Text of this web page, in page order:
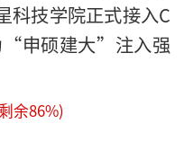
科技学院正式接入C
“申硕建大”注入强
副书记、执行校长
余86%)